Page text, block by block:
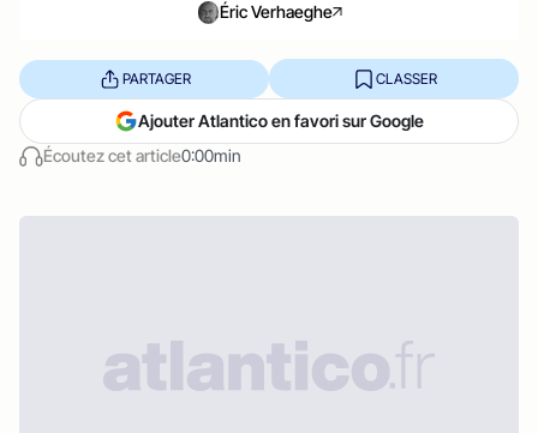
Éric Verhaeghe
Écoutez cet article0:00min
PARTAGER CLASSER
Ajouter Atlantico en favori sur Google